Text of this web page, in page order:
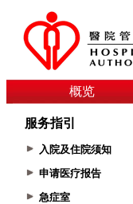
概览
服务指引
入院及住院须知
申请医疗报告
急症室